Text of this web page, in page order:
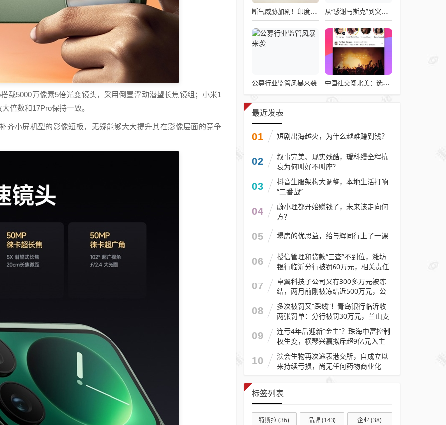
载5000万像素5倍光变镜头，采用倒置浮动潜望长焦镜组；小米1
倍数和17Pro保持一致。
齐小屏机型的影像短板，无疑能够大大提升其在影像层面的竞争
断气威胁加剧！印度民众疯抢电磁炉 制造商将从中国空运部件 从“感谢马斯克”到突然谢幕，千问核心负责人林俊旸自宣卸任
公募行业监管风暴来袭 中国社交闯北美：选择远大于努力
最近发表
01 短剧出海越火，为什么越难赚到钱？
02
叙事完美、现实残酷，瑷科缦全程抗
衰为何叫好不叫座？
03
抖音生服架构大调整，本地生活打响
“二番战”
04
蔚小理都开始赚钱了，未来该走向何
方？
05 塌房的优思益，给与辉同行上了一课
06
授信管理和贷款“三查”不到位，潍坊
银行临沂分行被罚60万元，相关责任
人被警告
07
卓翼科技子公司又有300多万元被冻
结，两月前刚被冻结近500万元，公
司去年预计亏损至少2.1亿元
08
多次被罚又“踩线”！青岛银行临沂收
两张罚单：分行被罚30万元，兰山支
行被罚30万元
09
连亏4年后迎新“金主”？珠海中富控制
权生变，横琴兴赢拟斥超9亿元入主
10
滨会生物再次递表港交所，自成立以
来持续亏损，尚无任何药物商业化
标签列表
特斯拉(36) 品牌(143) 企业(38)